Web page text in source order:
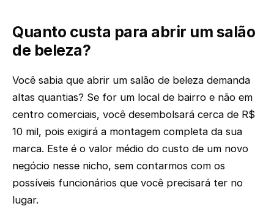
Quanto custa para abrir um salão
de beleza?
Você sabia que abrir um salão de beleza demanda
altas quantias? Se for um local de bairro e não em
centro comerciais, você desembolsará cerca de R$
10 mil, pois exigirá a montagem completa da sua
marca. Este é o valor médio do custo de um novo
negócio nesse nicho, sem contarmos com os
possíveis funcionários que você precisará ter no
lugar.